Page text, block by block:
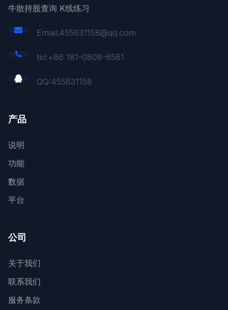
牛散持股查询 K线练习
Email:455631158@qq.com
tel:+86 181-0808-6581
QQ:455631158
产品
说明
功能
数据
平台
公司
关于我们
联系我们
服务条款